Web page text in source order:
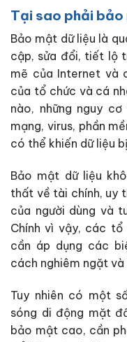
Tại sao phải bảo
Bảo mật dữ liệu là
cập, sửa đổi, tiết lộ
mẽ của Internet và
của tổ chức và cá
nào, những nguy
mạng, virus, phần
có thể khiến dữ liệu
Bảo mật dữ liệu
thất về tài chính, uy
của người dùng và
Chính vì vậy, các tổ
cần áp dụng các
cách nghiêm ngặt và
Tuy nhiên có một
sóng di động mặt
bảo mật cao, cần